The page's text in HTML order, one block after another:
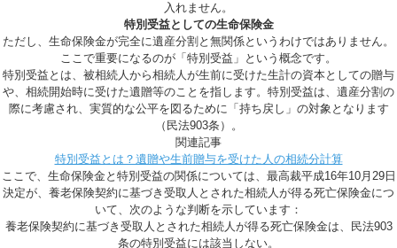
入れません。
特別受益としての生命保険金
ただし、生命保険金が完全に遺産分割と無関係というわけではありません。
ここで重要になるのが「特別受益」という概念です。
特別受益とは、被相続人から相続人が生前に受けた生計の資本としての贈与
や、相続開始時に受けた遺贈等のことを指します。特別受益は、遺産分割の
際に考慮され、実質的な公平を図るために「持ち戻し」の対象となります
（民法903条）。
関連記事
特別受益とは？遺贈や生前贈与を受けた人の相続分計算
ここで、生命保険金と特別受益の関係については、最高裁平成16年10月29日
決定が、養老保険契約に基づき受取人とされた相続人が得る死亡保険金につ
いて、次のような判断を示しています：
養老保険契約に基づき受取人とされた相続人が得る死亡保険金は、民法903
条の特別受益には該当しない。